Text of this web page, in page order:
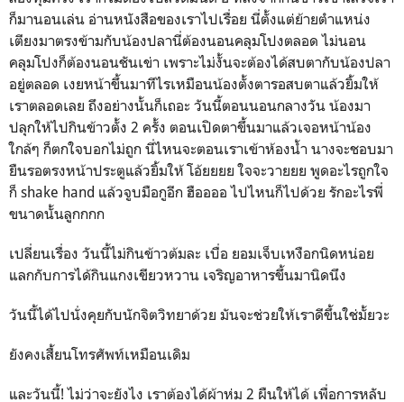
ก็มานอนเล่น อ่านหนังสือของเราไปเรื่อย นี่ตั้งแต่ย้ายตำแหน่ง
เตียงมาตรงข้ามกับน้องปลานี่ต้องนอนคลุมโปงตลอด ไม่นอน
คลุมโปงก็ต้องนอนชันเข่า เพราะไม่งั้นจะต้องได้สบตากับน้องปลา
อยู่ตลอด เงยหน้าขึ้นมาทีไรเหมือนน้องตั้งตารอสบตาแล้วยิ้มให้
เราตลอดเลย ถึงอย่างนั้นก็เถอะ วันนี้ตอนนอนกลางวัน น้องมา
ปลุกให้ไปกินข้าวตั้ง 2 ครั้ง ตอนเปิดตาขึ้นมาแล้วเจอหน้าน้อง
ใกล้ๆ ก็ตกใจบอกไม่ถูก นี่ไหนจะตอนเราเข้าห้องน้ำ นางจะชอบมา
ยืนรอตรงหน้าประตูแล้วยิ้มให้ โอ้ยยยย ใจจะวายยย พูดอะไรถูกใจ
ก็ shake hand แล้วจูบมือกูอีก ฮืออออ ไปไหนก็ไปด้วย รักอะไรพี่
ขนาดนั้นลูกกกก
เปลี่ยนเรื่อง วันนี้ไม่กินข้าวต้มละ เบื่อ ยอมเจ็บเหงือกนิดหน่อย
แลกกับการได้กินแกงเขียวหวาน เจริญอาหารขึ้นมานิดนึง
วันนี้ได้ไปนั่งคุยกับนักจิตวิทยาด้วย มันจะช่วยให้เราดีขึ้นใช่มั้ยวะ
ยังคงเสื้ยนโทรศัพท์เหมือนเดิม
และวันนี้! ไม่ว่าจะยังไง เราต้องได้ผ้าห่ม 2 ผืนให้ได้ เพื่อการหลับ